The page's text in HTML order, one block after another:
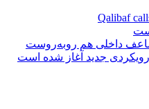
Qalibaf
داخلی هم روبه‌روست
رویکردی جدید آغاز شده است